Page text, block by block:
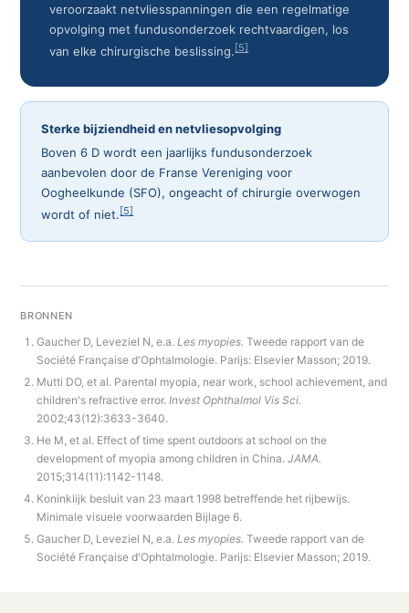
veroorzaakt netvliesspanningen die een regelmatige
opvolging met fundusonderzoek rechtvaardigen, los
van elke chirurgische beslissing.[5]
Sterke bijziendheid en netvliesopvolging
Boven 6 D wordt een jaarlijks fundusonderzoek
aanbevolen door de Franse Vereniging voor
Oogheelkunde (SFO), ongeacht of chirurgie overwogen
wordt of niet.[5]
BRONNEN
Gaucher D, Leveziel N, e.a.Les myopies. Tweede rapport van de
Société Française d'Ophtalmologie. Parijs: Elsevier Masson; 2019.
Mutti DO, et al. Parental myopia, near work, school achievement, and
children's refractive error.Invest Ophthalmol Vis Sci.
2002;43(12):3633-3640.
He M, et al. Effect of time spent outdoors at school on the
development of myopia among children in China.JAMA.
2015;314(11):1142-1148.
Koninklijk besluit van 23 maart 1998 betreffende het rijbewijs.
Minimale visuele voorwaarden Bijlage 6.
Gaucher D, Leveziel N, e.a.Les myopies. Tweede rapport van de
Société Française d'Ophtalmologie. Parijs: Elsevier Masson; 2019.